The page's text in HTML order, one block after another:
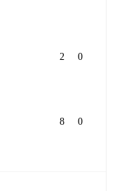
2 0
8 0